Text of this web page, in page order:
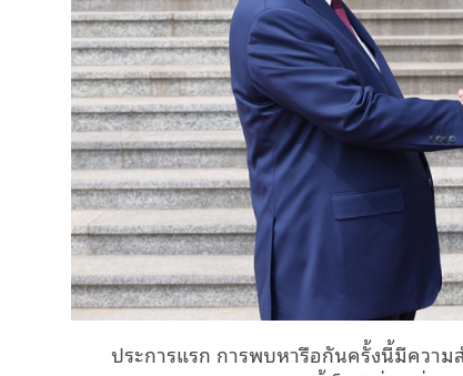
ประการแรก การพบหารือกันครั้งนี้มีความ